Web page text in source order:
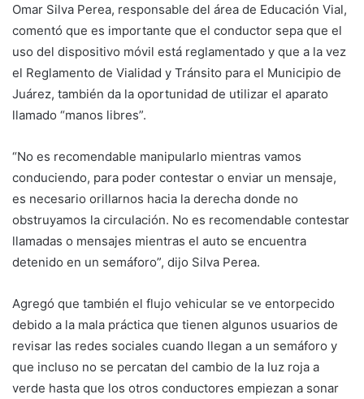
Omar Silva Perea, responsable del área de Educación Vial,
comentó que es importante que el conductor sepa que el
uso del dispositivo móvil está reglamentado y que a la vez
el Reglamento de Vialidad y Tránsito para el Municipio de
Juárez, también da la oportunidad de utilizar el aparato
llamado “manos libres”.
“No es recomendable manipularlo mientras vamos
conduciendo, para poder contestar o enviar un mensaje,
es necesario orillarnos hacia la derecha donde no
obstruyamos la circulación. No es recomendable contestar
llamadas o mensajes mientras el auto se encuentra
detenido en un semáforo”, dijo Silva Perea.
Agregó que también el flujo vehicular se ve entorpecido
debido a la mala práctica que tienen algunos usuarios de
revisar las redes sociales cuando llegan a un semáforo y
que incluso no se percatan del cambio de la luz roja a
verde hasta que los otros conductores empiezan a sonar